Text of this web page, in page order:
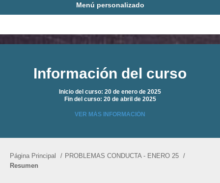
Menú personalizado
Preguntas frecuentes
Información del curso
Inicio del curso: 20 de enero de 2025
Fin del curso: 20 de abril de 2025
VER MÁS INFORMACIÓN
Página Principal / PROBLEMAS CONDUCTA - ENERO 25 /
Resumen